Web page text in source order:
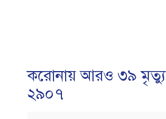
করোনায় আরও ৩৯
২৯০৭